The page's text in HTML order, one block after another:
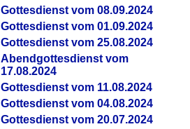
Gottesdienst vom 08.09.2024
Gottesdienst vom 01.09.2024
Gottesdienst vom 25.08.2024
Abendgottesdienst vom
17.08.2024
Gottesdienst vom 11.08.2024
Gottesdienst vom 04.08.2024
Gottesdienst vom 20.07.2024